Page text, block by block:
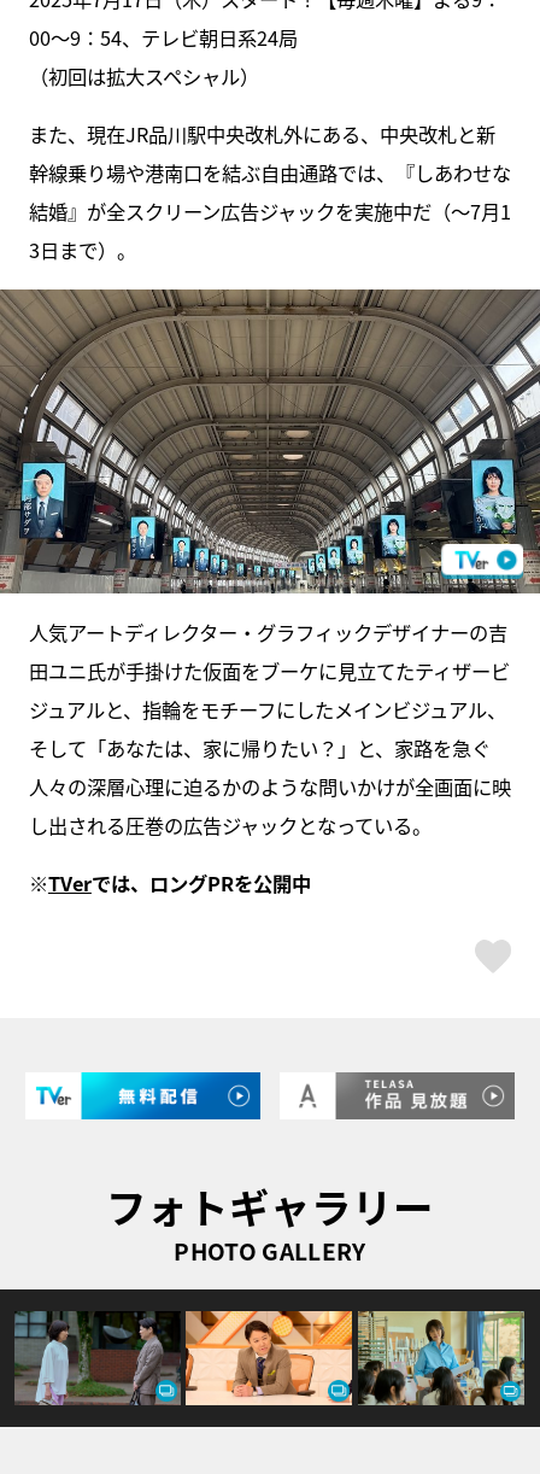
00～9：54、テレビ朝日系24局
（初回は拡大スペシャル）
また、現在JR品川駅中央改札外にある、中央改札と新
幹線乗り場や港南口を結ぶ自由通路では、『しあわせな
結婚』が全スクリーン広告ジャックを実施中だ（～7月1
3日まで）。
人気アートディレクター・グラフィックデザイナーの吉
田ユニ氏が手掛けた仮面をブーケに見立てたティザービ
ジュアルと、指輪をモチーフにしたメインビジュアル、
そして「あなたは、家に帰りたい？」と、家路を急ぐ
人々の深層心理に迫るかのような問いかけが全画面に映
し出される圧巻の広告ジャックとなっている。
※TVerでは、ロングPRを公開中
フォトギャラリー
PHOTO GALLERY